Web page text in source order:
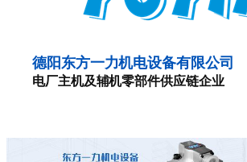
德阳东方一力机电设备有限公司
电厂主机及辅机零部件供应链企业